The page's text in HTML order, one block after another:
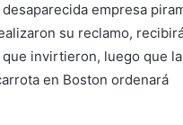
empresa
su reclamo,
invirtieron, luego que
en Boston ordenará